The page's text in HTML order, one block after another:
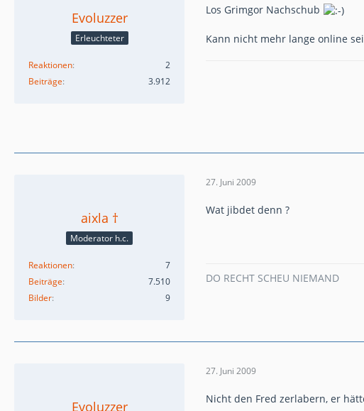
Evoluzzer
Erleuchteter
Reaktionen
2
Beiträge
3.912
Los Grimgor Nachschub
Kann nicht mehr lange online
aixla †
Moderator h.c.
Reaktionen
7
Beiträge
7.510
Bilder
9
27. Juni 2009
Wat jibdet denn ?
DO RECHT SCHEU NIEMAND
Evoluzzer
27. Juni 2009
Nicht den Fred zerlabern, er